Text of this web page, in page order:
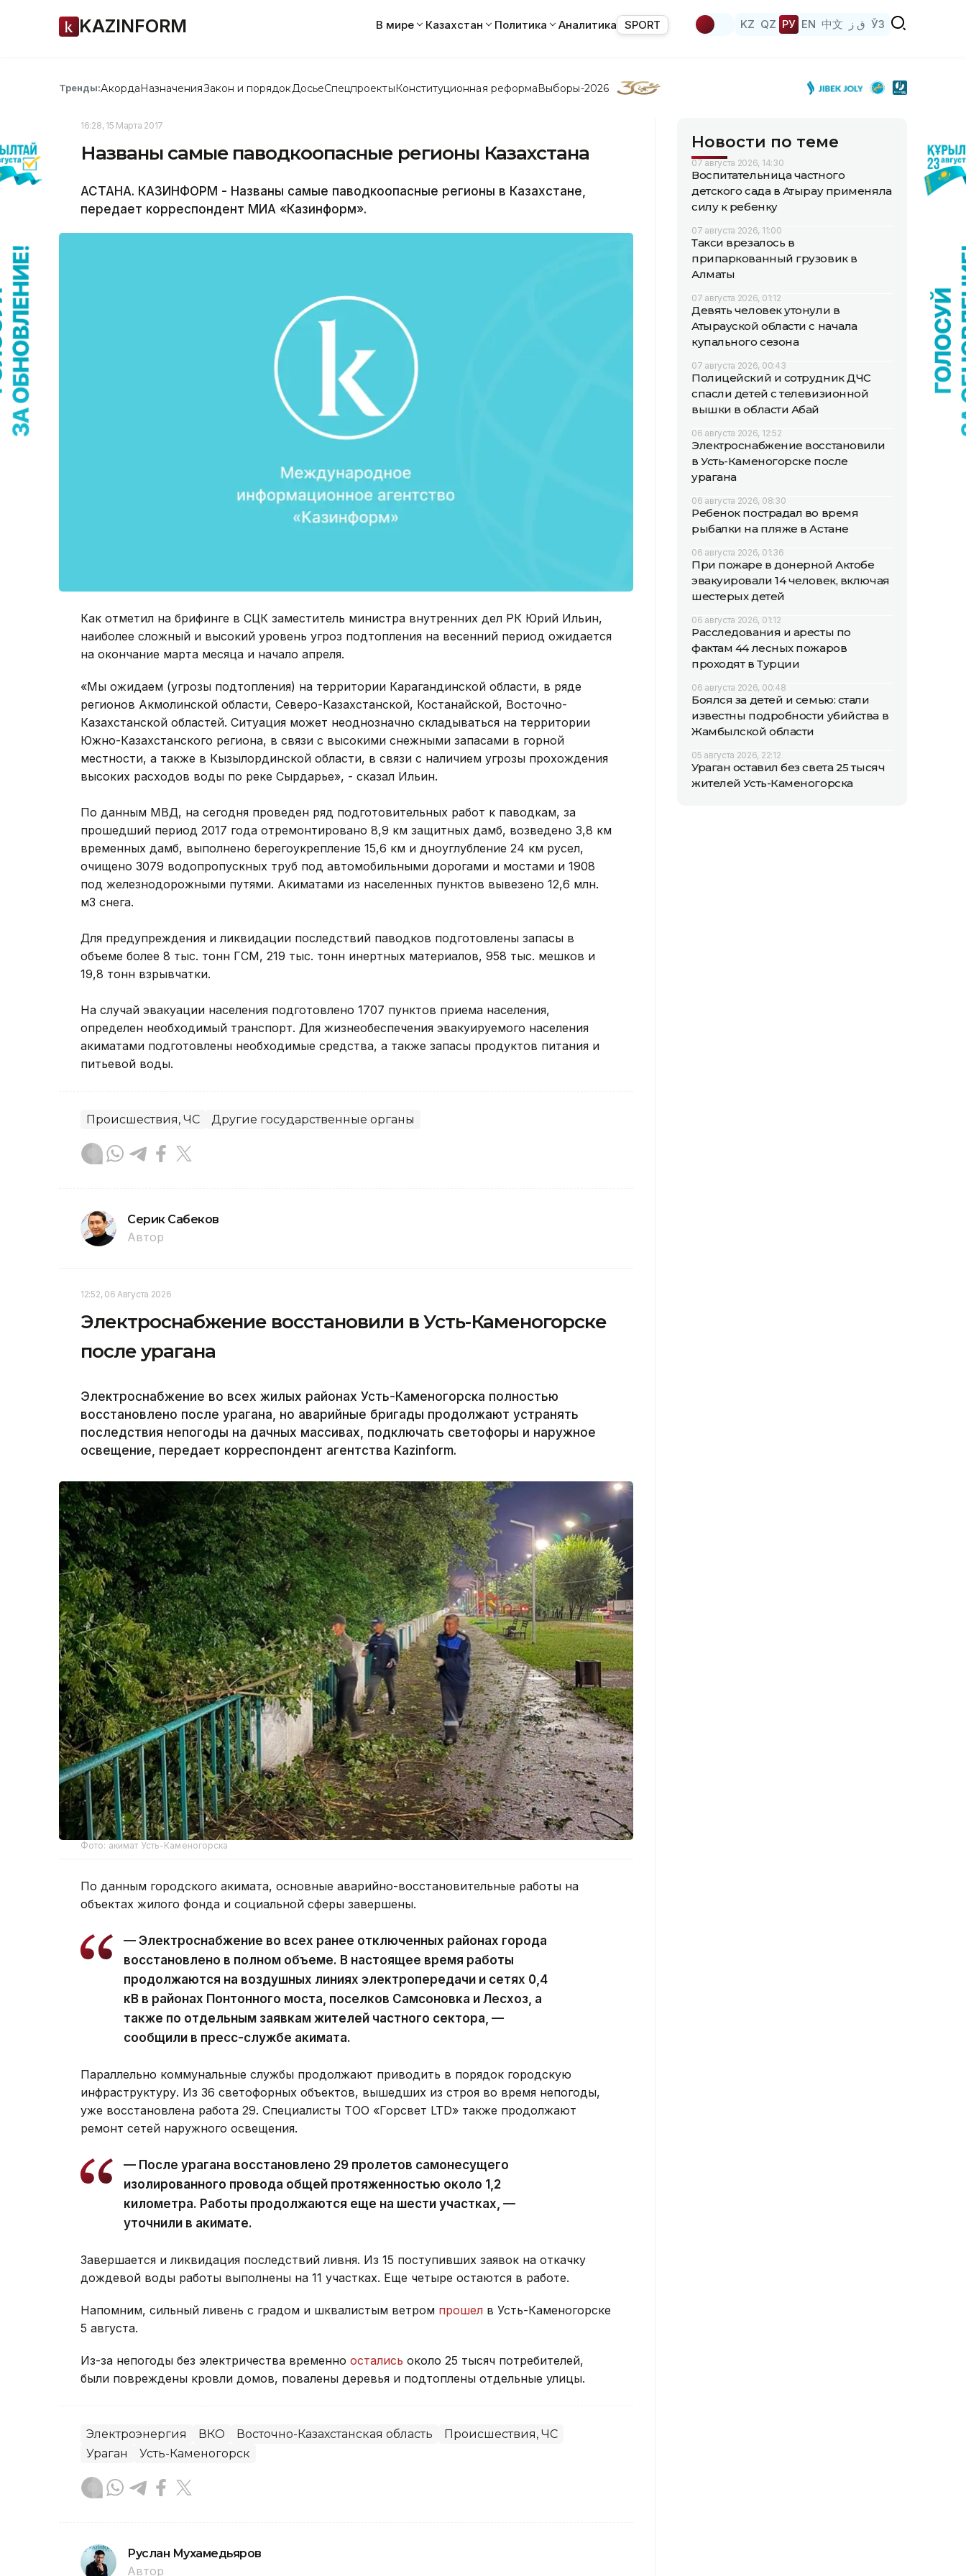
KAZINFORM В мире Казахстан Политика Аналитика SPORT KZ QZ РУ EN 中文 ق ز ЎЗ
Тренды:АкордаНазначенияЗакон и порядок ДосьеСпецпроектыКонституционная реформаВыборы-2026
16:28, 15 Марта 2017
Названы самые паводкоопасные регионы Казахстана
АСТАНА. КАЗИНФОРМ - Названы самые паводкоопасные регионы в Казахстане,
передает корреспондент МИА «Казинформ».
Как отметил на брифинге в СЦК заместитель министра внутренних дел РК Юрий Ильин,
наиболее сложный и высокий уровень угроз подтопления на весенний период ожидается
на окончание марта месяца и начало апреля.
«Мы ожидаем (угрозы подтопления) на территории Карагандинской области, в ряде
регионов Акмолинской области, Северо-Казахстанской, Костанайской, Восточно-
Казахстанской областей. Ситуация может неоднозначно складываться на территории
Южно-Казахстанского региона, в связи с высокими снежными запасами в горной
местности, а также в Кызылординской области, в связи с наличием угрозы прохождения
высоких расходов воды по реке Сырдарье», - сказал Ильин.
По данным МВД, на сегодня проведен ряд подготовительных работ к паводкам, за
прошедший период 2017 года отремонтировано 8,9 км защитных дамб, возведено 3,8 км
временных дамб, выполнено берегоукрепление 15,6 км и дноуглубление 24 км русел,
очищено 3079 водопропускных труб под автомобильными дорогами и мостами и 1908
под железнодорожными путями. Акиматами из населенных пунктов вывезено 12,6 млн.
м3 снега.
Для предупреждения и ликвидации последствий паводков подготовлены запасы в
объеме более 8 тыс. тонн ГСМ, 219 тыс. тонн инертных материалов, 958 тыс. мешков и
19,8 тонн взрывчатки.
На случай эвакуации населения подготовлено 1707 пунктов приема населения,
определен необходимый транспорт. Для жизнеобеспечения эвакуируемого населения
акиматами подготовлены необходимые средства, а также запасы продуктов питания и
питьевой воды.
Происшествия, ЧС Другие государственные органы
Серик Сабеков
Автор
12:52, 06 Августа 2026
Электроснабжение восстановили в Усть-Каменогорске
после урагана
Электроснабжение во всех жилых районах Усть-Каменогорска полностью
восстановлено после урагана, но аварийные бригады продолжают устранять
последствия непогоды на дачных массивах, подключать светофоры и наружное
освещение, передает корреспондент агентства Kazinform.
Фото: акимат Усть-Каменогорска
По данным городского акимата, основные аварийно-восстановительные работы на
объектах жилого фонда и социальной сферы завершены.
— Электроснабжение во всех ранее отключенных районах города
восстановлено в полном объеме. В настоящее время работы
продолжаются на воздушных линиях электропередачи и сетях 0,4
кВ в районах Понтонного моста, поселков Самсоновка и Лесхоз, а
также по отдельным заявкам жителей частного сектора, —
сообщили в пресс-службе акимата.
Параллельно коммунальные службы продолжают приводить в порядок городскую
инфраструктуру. Из 36 светофорных объектов, вышедших из строя во время непогоды,
уже восстановлена работа 29. Специалисты ТОО «Горсвет LTD» также продолжают
ремонт сетей наружного освещения.
— После урагана восстановлено 29 пролетов самонесущего
изолированного провода общей протяженностью около 1,2
километра. Работы продолжаются еще на шести участках, —
уточнили в акимате.
Завершается и ликвидация последствий ливня. Из 15 поступивших заявок на откачку
дождевой воды работы выполнены на 11 участках. Еще четыре остаются в работе.
Напомним, сильный ливень с градом и шквалистым ветром прошел в Усть-Каменогорске
5 августа.
Из-за непогоды без электричества временно остались около 25 тысяч потребителей,
были повреждены кровли домов, повалены деревья и подтоплены отдельные улицы.
Электроэнергия ВКО Восточно-Казахстанская область
Происшествия, ЧС
Ураган
Усть-Каменогорск
Руслан Мухамедьяров
Автор
Новости по теме
07 августа 2026, 14:30
Воспитательница частного
детского сада в Атырау применяла
силу к ребенку
07 августа 2026, 11:00
Такси врезалось в
припаркованный грузовик в
Алматы
07 августа 2026, 01:12
Девять человек утонули в
Атырауской области с начала
купального сезона
07 августа 2026, 00:43
Полицейский и сотрудник ДЧС
спасли детей с телевизионной
вышки в области Абай
06 августа 2026, 12:52
Электроснабжение восстановили
в Усть-Каменогорске после
урагана
06 августа 2026, 08:30
Ребенок пострадал во время
рыбалки на пляже в Астане
06 августа 2026, 01:36
При пожаре в донерной Актобе
эвакуировали 14 человек, включая
шестерых детей
06 августа 2026, 01:12
Расследования и аресты по
фактам 44 лесных пожаров
проходят в Турции
06 августа 2026, 00:48
Боялся за детей и семью: стали
известны подробности убийства в
Жамбылской области
05 августа 2026, 22:12
Ураган оставил без света 25 тысяч
жителей Усть-Каменогорска